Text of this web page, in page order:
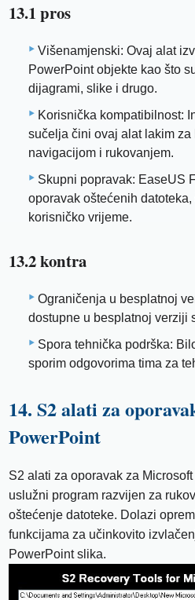
13.1 pros
Višenamjenski: Ovaj alat
PowerPoint objekte kao što
dijagrami, slike i drugo.
Korisnička kompatibilnost:
sučelja čini ovaj alat lakim
navigacijom i rukovanjem.
Skupni popravak: EaseUS
oporavak oštećenih
korisničko vrijeme.
13.2 kontra
Ograničenja u besplatnoj
dostupne u besplatnoj verziji
Spora tehnička podrška:
sporim odgovorima tima za
14. S2 alati za
PowerPoint
S2 alati za oporavak za
uslužni program razvijen za
oštećenje datoteke. Dolazi
funkcijama za učinkovito
PowerPoint slika.